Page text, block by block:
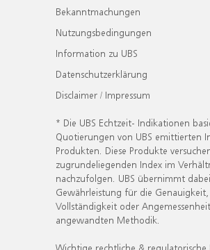
Bekanntmachungen
Nutzungsbedingungen
Information zu UBS
Datenschutzerklärung
Disclaimer / Impressum
* Die UBS Echtzeit- Indikationen
Quotierungen von UBS emittierten
Produkten. Diese Produkte
zugrundeliegenden Index im
nachzufolgen. UBS übernimmt
Gewährleistung für die Genauigkeit,
Vollständigkeit oder
angewandten Methodik.